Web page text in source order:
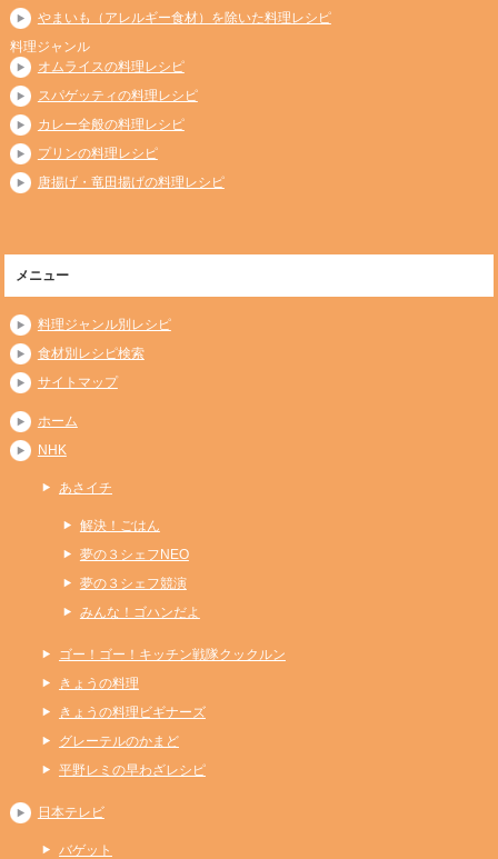
やまいも（アレルギー食材）を除いた料理レシピ
料理ジャンル
オムライスの料理レシピ
スパゲッティの料理レシピ
カレー全般の料理レシピ
プリンの料理レシピ
唐揚げ・竜田揚げの料理レシピ
メニュー
料理ジャンル別レシピ
食材別レシピ検索
サイトマップ
ホーム
NHK
あさイチ
解決！ごはん
夢の３シェフNEO
夢の３シェフ競演
みんな！ゴハンだよ
ゴー！ゴー！キッチン戦隊クックルン
きょうの料理
きょうの料理ビギナーズ
グレーテルのかまど
平野レミの早わざレシピ
日本テレビ
バゲット